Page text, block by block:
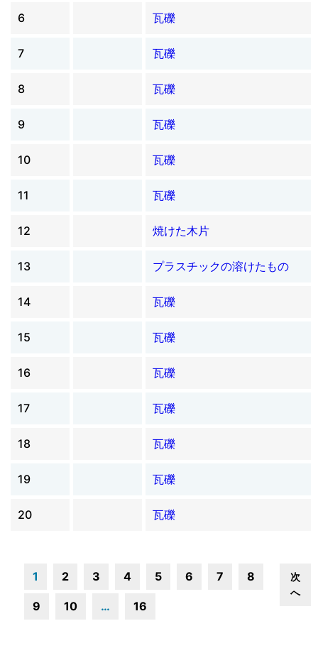
6 瓦礫
7 瓦礫
8 瓦礫
9 瓦礫
10 瓦礫
11 瓦礫
12 焼けた木片
13 プラスチックの溶けたもの
14 瓦礫
15 瓦礫
16 瓦礫
17 瓦礫
18 瓦礫
19 瓦礫
20 瓦礫
1 2 3 4 5 6 7 8
9 10 … 16
次
へ